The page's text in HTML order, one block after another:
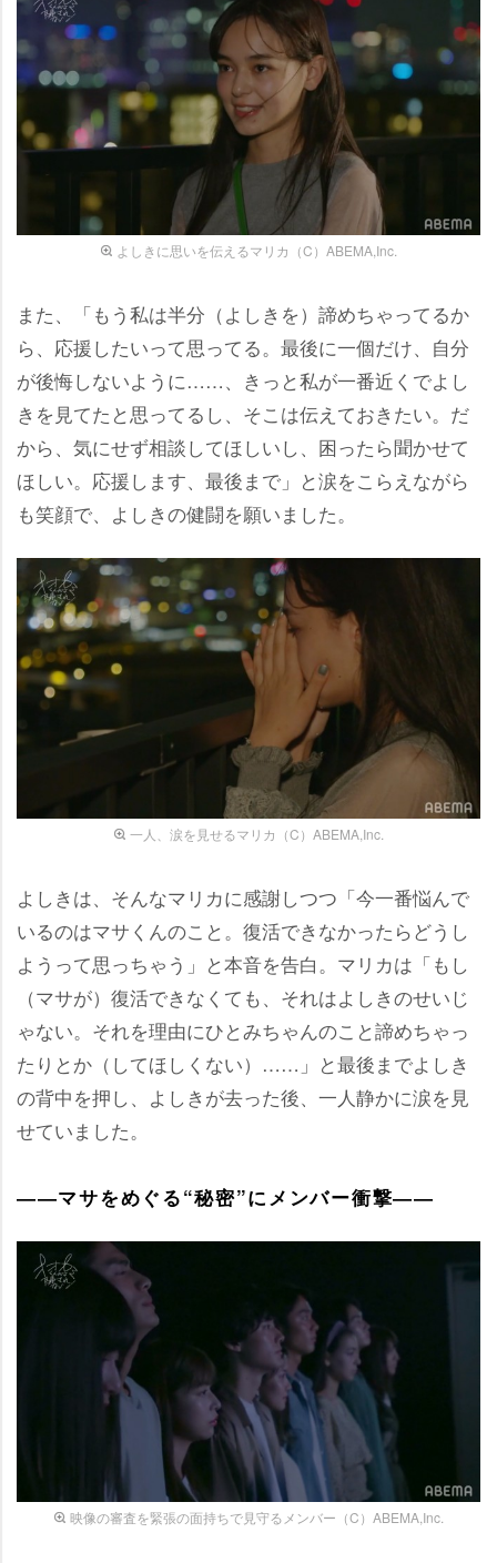
よしきに思いを伝えるマリカ（C）ABEMA,Inc.
また、「もう私は半分（よしきを）諦めちゃってるか
ら、応援したいって思ってる。最後に一個だけ、自分
が後悔しないように……、きっと私が一番近くでよし
きを見てたと思ってるし、そこは伝えておきたい。だ
から、気にせず相談してほしいし、困ったら聞かせて
ほしい。応援します、最後まで」と涙をこらえながら
も笑顔で、よしきの健闘を願いました。
一人、涙を見せるマリカ（C）ABEMA,Inc.
よしきは、そんなマリカに感謝しつつ「今一番悩んで
いるのはマサくんのこと。復活できなかったらどうし
ようって思っちゃう」と本音を告白。マリカは「もし
（マサが）復活できなくても、それはよしきのせいじ
ゃない。それを理由にひとみちゃんのこと諦めちゃっ
たりとか（してほしくない）……」と最後までよしき
の背中を押し、よしきが去った後、一人静かに涙を見
せていました。
――マサをめぐる“秘密”にメンバー衝撃――
映像の審査を緊張の面持ちで見守るメンバー（C）ABEMA,Inc.